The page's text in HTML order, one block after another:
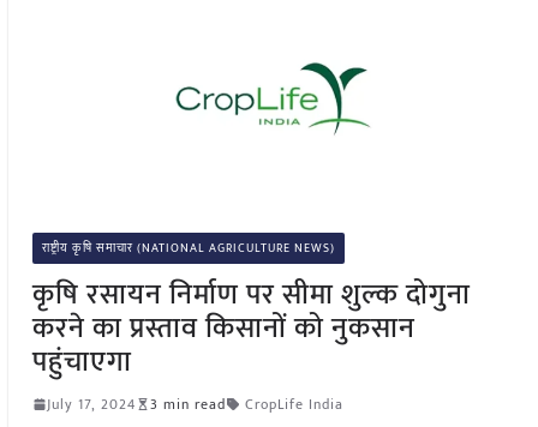
राष्ट्रीय कृषि समाचार (NATIONAL AGRICULTURE NEWS)
कृषि रसायन निर्माण पर सीमा शुल्क दोगुना
करने का प्रस्ताव किसानों को नुकसान
पहुंचाएगा
July 17, 2024 3 min read CropLife India